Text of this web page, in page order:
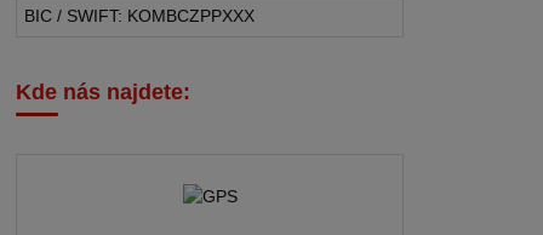
BIC / SWIFT: KOMBCZPPXXX
Kde nás najdete: